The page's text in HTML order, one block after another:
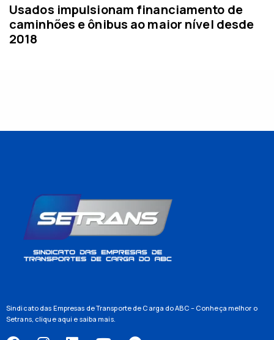
Usados impulsionam financiamento de
caminhões e ônibus ao maior nível desde
2018
Sindicato das Empresas de Transporte de Carga do ABC – Conheça melhor o
Setrans, clique aqui e saiba mais.